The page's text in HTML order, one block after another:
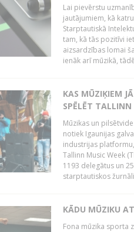
Lai pievērstu
jautājumiem, kā
Starptautiskā
tam, kā tās pozitīvi
aizsardzības lomai
ienāk arī mūzikā,
KAS MŪZIĶIEM
SPĒLĒT TALLINN
Mūzikas un
notiek Igaunijas
industrijas
Tallinn Music Week
1193 delegātus un
starptautiskos
KĀDU MŪZIKU
Fona mūzika sporta